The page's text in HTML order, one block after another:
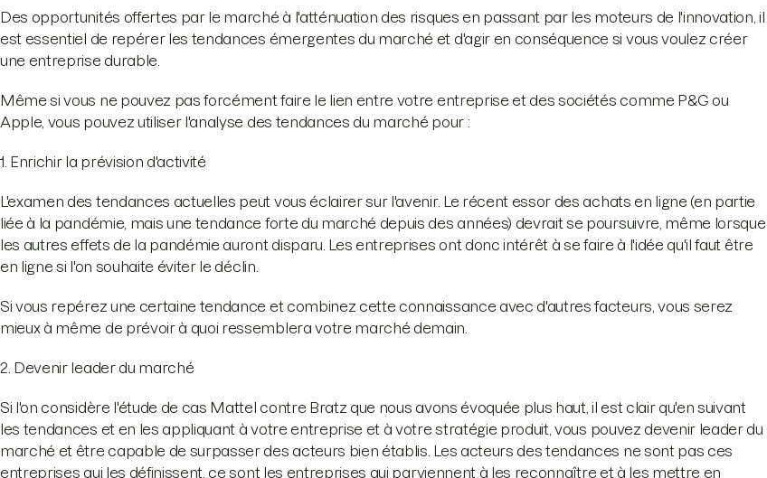
Des opportunités offertes par le marché à l'atténuation des risques en passant par les moteurs de l'innovation, il
est essentiel de repérer les tendances émergentes du marché et d'agir en conséquence si vous voulez créer
une entreprise durable.
Même si vous ne pouvez pas forcément faire le lien entre votre entreprise et des sociétés comme P&G ou
Apple, vous pouvez utiliser l'analyse des tendances du marché pour :
1. Enrichir la prévision d'activité
L'examen des tendances actuelles peut vous éclairer sur l'avenir. Le récent essor des achats en ligne (en partie
liée à la pandémie, mais une tendance forte du marché depuis des années) devrait se poursuivre, même lorsque
les autres effets de la pandémie auront disparu. Les entreprises ont donc intérêt à se faire à l'idée qu'il faut être
en ligne si l'on souhaite éviter le déclin.
Si vous repérez une certaine tendance et combinez cette connaissance avec d'autres facteurs, vous serez
mieux à même de prévoir à quoi ressemblera votre marché demain.
2. Devenir leader du marché
Si l'on considère l'étude de cas Mattel contre Bratz que nous avons évoquée plus haut, il est clair qu'en suivant
les tendances et en les appliquant à votre entreprise et à votre stratégie produit, vous pouvez devenir leader du
marché et être capable de surpasser des acteurs bien établis. Les acteurs des tendances ne sont pas ces
entreprises qui les définissent, ce sont les entreprises qui parviennent à les reconnaître et à les mettre en